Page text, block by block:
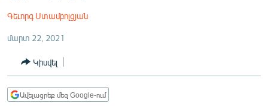
ՊԱՏԵՐԱԶՄԻ 6 ՇԱԲԱԹՆԵՐԸ
Գեւորգ Ստամբոլցյան
մարտ 22, 2021
Կիսվել
Ավելացրեք մեզ Google-ում